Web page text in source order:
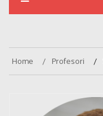
Home Profesori